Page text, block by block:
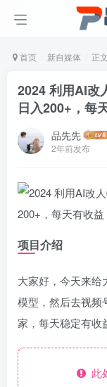
首页 新自媒体 正文
2024 利用AI改
日入200+，每
品先先
2年前发布
项目介绍
大家好，今天来给
模型，然后去视频
家，每天稳定有收
此